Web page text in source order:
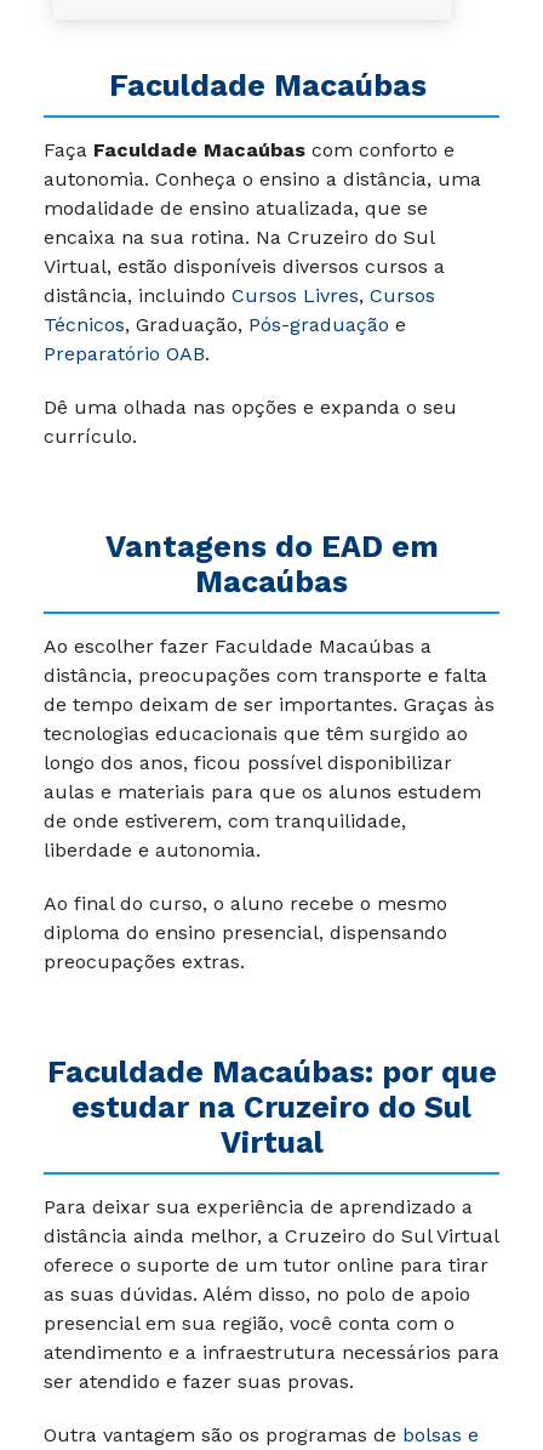
Faculdade Macaúbas
Faça Faculdade Macaúbas com conforto e
autonomia. Conheça o ensino a distância, uma
modalidade de ensino atualizada, que se
encaixa na sua rotina. Na Cruzeiro do Sul
Virtual, estão disponíveis diversos cursos a
distância, incluindo Cursos Livres, Cursos
Técnicos, Graduação, Pós-graduação e
Preparatório OAB.
Dê uma olhada nas opções e expanda o seu
currículo.
Vantagens do EAD em
Macaúbas
Ao escolher fazer Faculdade Macaúbas a
distância, preocupações com transporte e falta
de tempo deixam de ser importantes. Graças às
tecnologias educacionais que têm surgido ao
longo dos anos, ficou possível disponibilizar
aulas e materiais para que os alunos estudem
de onde estiverem, com tranquilidade,
liberdade e autonomia.
Ao final do curso, o aluno recebe o mesmo
diploma do ensino presencial, dispensando
preocupações extras.
Faculdade Macaúbas: por que
estudar na Cruzeiro do Sul
Virtual
Para deixar sua experiência de aprendizado a
distância ainda melhor, a Cruzeiro do Sul Virtual
oferece o suporte de um tutor online para tirar
as suas dúvidas. Além disso, no polo de apoio
presencial em sua região, você conta com o
atendimento e a infraestrutura necessários para
ser atendido e fazer suas provas.
Outra vantagem são os programas de bolsas e